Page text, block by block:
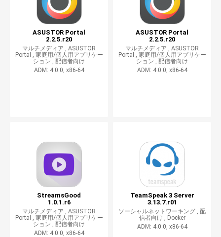
ASUSTOR Portal
2.2.5.r20
マルチメディア , ASUSTOR
Portal , 家庭用/個人用アプリケー
ション , 配信者向け
ADM: 4.0.0, x86-64
ASUSTOR Portal
2.2.5.r20
マルチメディア , ASUSTOR
Portal , 家庭用/個人用アプリケー
ション , 配信者向け
ADM: 4.0.0, x86-64
StreamsGood
1.0.1.r6
マルチメディア , ASUSTOR
Portal , 家庭用/個人用アプリケー
ション , 配信者向け
ADM: 4.0.0, x86-64
TeamSpeak 3 Server
3.13.7.r01
ソーシャルネットワーキング , 配
信者向け ,
Docker
ADM: 4.0.0, x86-64